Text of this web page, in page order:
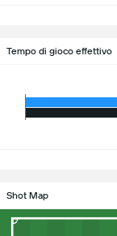
Tempo di gioco effettivo
Shot Map